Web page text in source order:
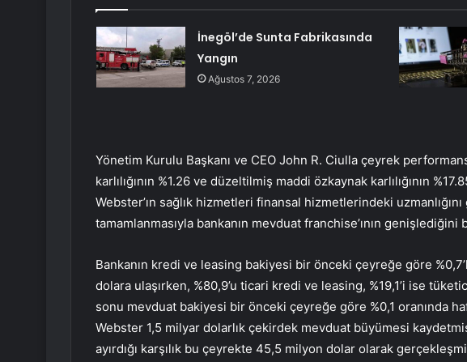
İnegöl’de Sunta Fabrikasında
Yangın
Ağustos 7, 2026
Yönetim Kurulu Başkanı ve CEO John R. Ciulla çeyrek
karlılığının %1.26 ve düzeltilmiş maddi özkaynak karlılığının
Webster’ın sağlık hizmetleri finansal hizmetlerindeki uzmanlığını
tamamlanmasıyla bankanın mevduat franchise’ının genişlediğini
Bankanın kredi ve leasing bakiyesi bir önceki çeyreğe göre
dolara ulaşırken, %80,9’u ticari kredi ve leasing, %19,1’i ise
sonu mevduat bakiyesi bir önceki çeyreğe göre %0,1 oranında
Webster 1,5 milyar dolarlık çekirdek mevduat büyümesi
ayırdığı karşılık bu çeyrekte 45,5 milyon dolar olarak